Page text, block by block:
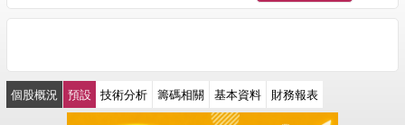
個股概況 預設 技術分析 籌碼相關 基本資料 財務報表